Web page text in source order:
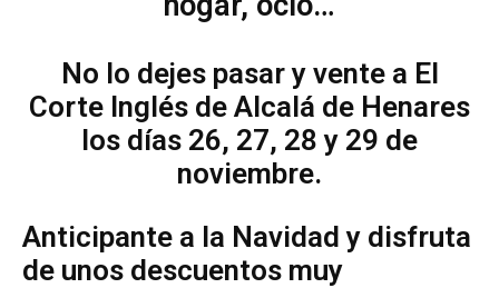
No lo dejes pasar y vente a El
Corte Inglés de Alcalá de Henares
los días 26, 27, 28 y 29 de
noviembre.
Anticipante a la Navidad y disfruta
de unos descuentos muy